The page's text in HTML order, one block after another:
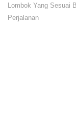
Lombok Yang Sesuai
Perjalanan